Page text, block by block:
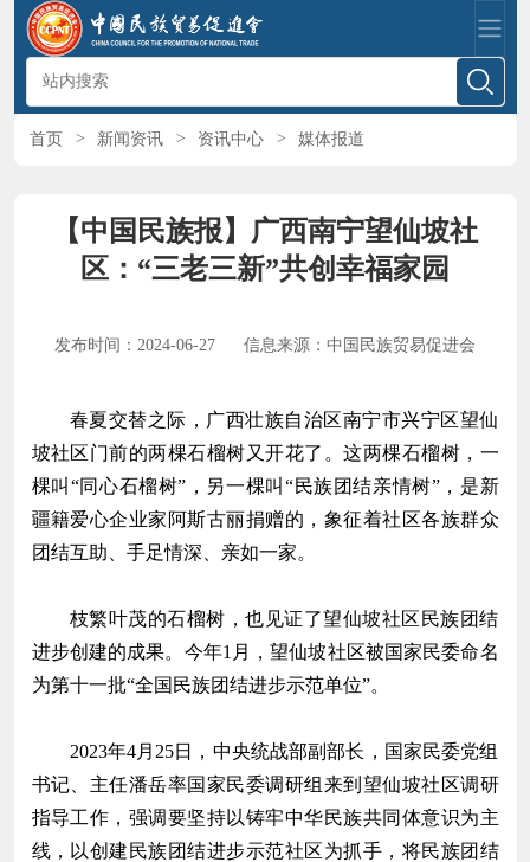
首页 > 新闻资讯 > 资讯中心 > 媒体报道
【中国民族报】广西南宁望仙坡社
区：“三老三新”共创幸福家园
发布时间：2024-06-27 信息来源：中国民族贸易促进会
春夏交替之际，广西壮族自治区南宁市兴宁区望仙
坡社区门前的两棵石榴树又开花了。这两棵石榴树，一
棵叫“同心石榴树”，另一棵叫“民族团结亲情树”，是新
疆籍爱心企业家阿斯古丽捐赠的，象征着社区各族群众
团结互助、手足情深、亲如一家。
枝繁叶茂的石榴树，也见证了望仙坡社区民族团结
进步创建的成果。今年1月，望仙坡社区被国家民委命名
为第十一批“全国民族团结进步示范单位”。
2023年4月25日，中央统战部副部长，国家民委党组
书记、主任潘岳率国家民委调研组来到望仙坡社区调研
指导工作，强调要坚持以铸牢中华民族共同体意识为主
线，以创建民族团结进步示范社区为抓手，将民族团结